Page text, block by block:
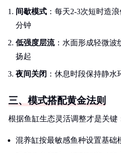
间歇模式 ：每天2-3次短时造
分钟
低强度层流：水面形成轻微波
扬起
夜间关闭 ：休息时段保持静
三、模式搭配黄金法则
根据鱼缸生态灵活调整才是关键
混养缸按最敏感鱼种设置基础